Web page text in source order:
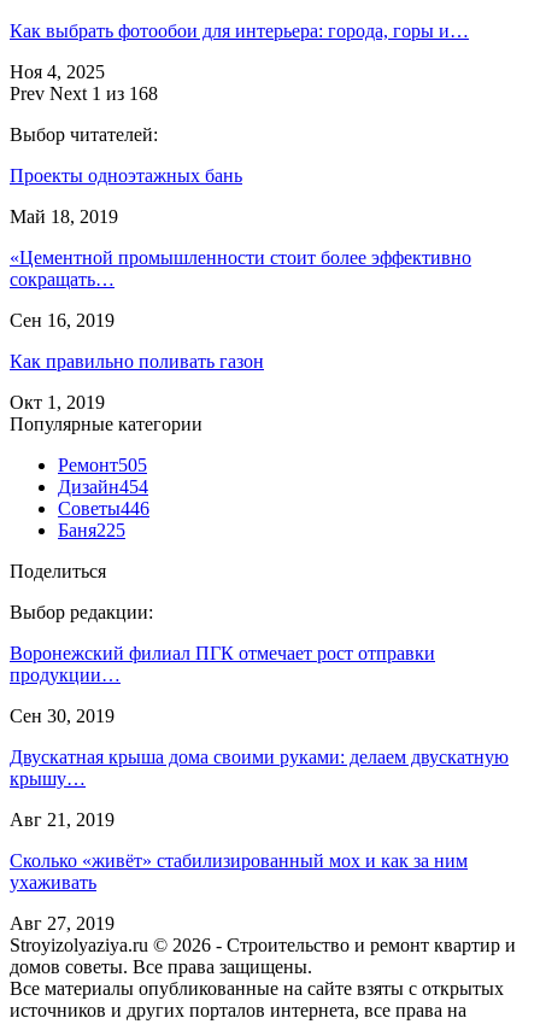
Как выбрать фотообои для интерьера: города, горы и…
Ноя 4, 2025
Prev Next 1 из 168
Выбор читателей:
Проекты одноэтажных бань
Май 18, 2019
«Цементной промышленности стоит более эффективно
сокращать…
Сен 16, 2019
Как правильно поливать газон
Окт 1, 2019
Популярные категории
Ремонт505
Дизайн454
Советы446
Баня225
Поделиться
Выбор редакции:
Воронежский филиал ПГК отмечает рост отправки
продукции…
Сен 30, 2019
Двускатная крыша дома своими руками: делаем двускатную
крышу…
Авг 21, 2019
Сколько «живёт» стабилизированный мох и как за ним
ухаживать
Авг 27, 2019
Stroyizolyaziya.ru © 2026 - Строительство и ремонт квартир и
домов советы. Все права защищены.
Все материалы опубликованные на сайте взяты с открытых
источников и других порталов интернета, все права на